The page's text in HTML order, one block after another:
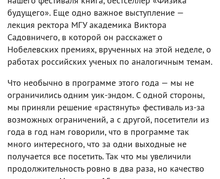
будущего». Еще одно важное выступление —
лекция ректора МГУ академика Виктора
Садовничего, в которой он расскажет о
Нобелевских премиях, врученных на этой неделе, о
работах российских ученых по аналогичным темам.
Что необычно в программе этого года — мы не
ограничились одним уик-эндом. С одной стороны,
мы приняли решение «растянуть» фестиваль из-за
возможных ограничений, а с другой, посетители из
года в год нам говорили, что в программе так
много интересного, что за одни выходные не
получается все посетить. Так что мы увеличили
продолжительность ровно в два раза, но качество